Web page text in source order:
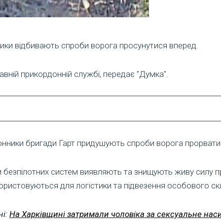
відбивають спроби ворога просунутися вперед.
прикордонній службі, передає "Думка".
бригади Гарт придушують спроби ворога
безпілотних систем виявляють та знищують живу силу
для логістики та підвезення особового
На Харківщині затримали чоловіка за сексуальне